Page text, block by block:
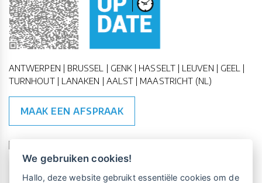
ANTWERPEN | BRUSSEL | GENK | HASSELT | LEUVEN | GEEL |
TURNHOUT | LANAKEN | AALST | MAASTRICHT (NL)
MAAK EEN AFSPRAAK
🇪🇺 🇧🇪
We gebruiken cookies!
Hallo, deze website gebruikt essentiële cookies om de
Vrijblijvende kennismaking?Boek